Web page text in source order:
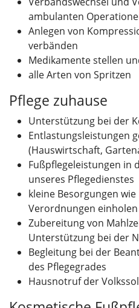
ambulanten
Anlegen von
verbänden
Medikamente stellen
alle Arten von Spritzen
Pflege zuhause
Unterstützung bei der
Entlastungsleistungen
(Hauswirtschaft,
Fußpflegeleistungen in
unseres Pflegedienstes
kleine Besorgungen wie
Verordnungen einholen
Zubereitung von
Unterstützung bei der
Begleitung bei der
des Pflegegrades
Hausnotruf der